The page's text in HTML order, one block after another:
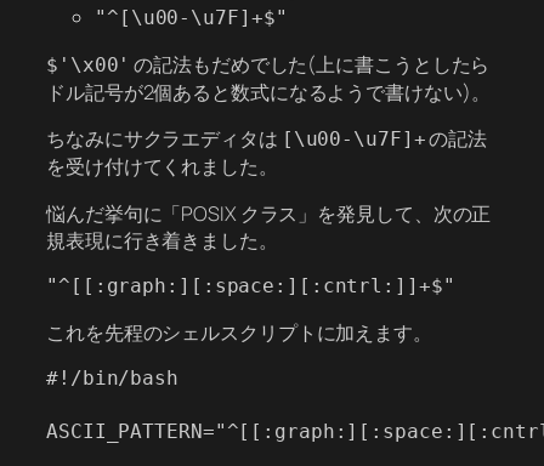
"^[\u00-\u7F]+$"
$'\x00' の記法もだめでした(上に書こうとしたら
ドル記号が2個あると数式になるようで書けない)。
ちなみにサクラエディタは [\u00-\u7F]+の記法
を受け付けてくれました。
悩んだ挙句に「POSIX クラス」を発見して、次の正
規表現に行き着きました。
これを先程のシェルスクリプトに加えます。
#!/bin/bash